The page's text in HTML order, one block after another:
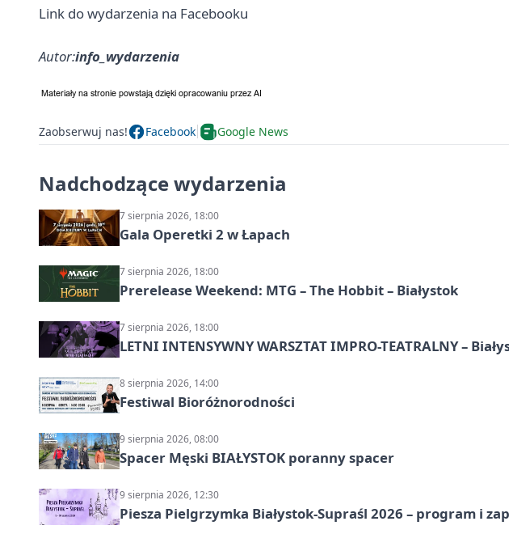
Link do wydarzenia na Facebooku
Autor:info_wydarzenia
Zaobserwuj nas! Facebook Google News
Nadchodzące wydarzenia
7 sierpnia 2026, 18:00
Gala Operetki 2 w Łapach
7 sierpnia 2026, 18:00
Prerelease Weekend: MTG – The Hobbit – Białystok
7 sierpnia 2026, 18:00
LETNI INTENSYWNY WARSZTAT IMPRO-TEATRALNY –
8 sierpnia 2026, 14:00
Festiwal Bioróżnorodności
9 sierpnia 2026, 08:00
Spacer Męski BIAŁYSTOK poranny spacer
9 sierpnia 2026, 12:30
Piesza Pielgrzymka Białystok-Supraśl 2026 – program i